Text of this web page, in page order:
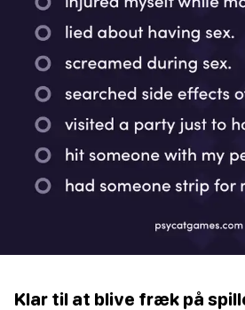
Klar til at blive fræk på